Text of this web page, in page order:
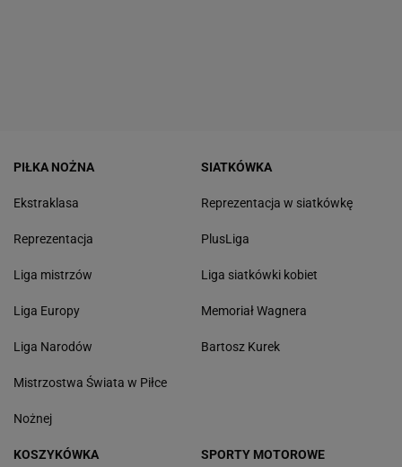
PIŁKA NOŻNA
Ekstraklasa
Reprezentacja
Liga mistrzów
Liga Europy
Liga Narodów
Mistrzostwa Świata w Piłce
Nożnej
SIATKÓWKA
Reprezentacja w siatkówkę
PlusLiga
Liga siatkówki kobiet
Memoriał Wagnera
Bartosz Kurek
KOSZYKÓWKA SPORTY MOTOROWE